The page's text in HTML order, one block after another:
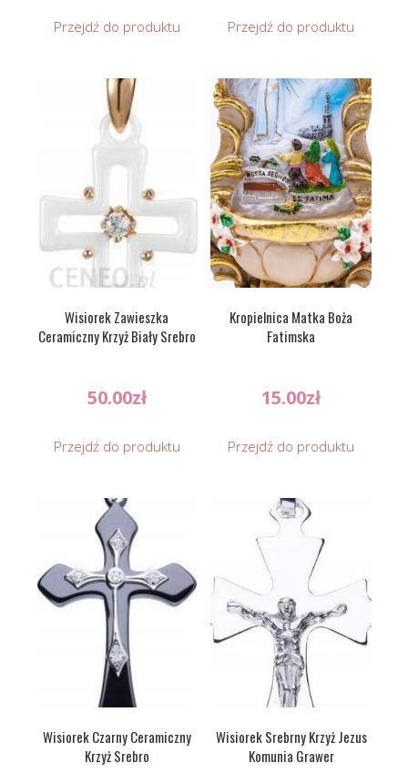
Przejdź do produktu Przejdź do produktu
Wisiorek Zawieszka
Ceramiczny Krzyż Biały Srebro
50.00zł
Przejdź do produktu
Kropielnica Matka Boża
Fatimska
15.00zł
Przejdź do produktu
Wisiorek Czarny Ceramiczny
Krzyż Srebro
Wisiorek Srebrny Krzyż Jezus
Komunia Grawer